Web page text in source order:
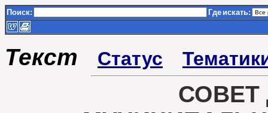
Поиск: Где искать:
Текст Статус
СОВЕТ